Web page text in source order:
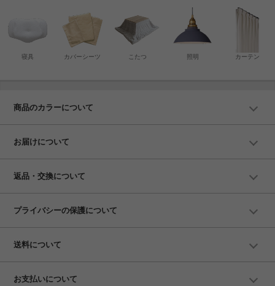
寝具 カバーシーツ こたつ カーテン
照明
商品のカラーについて
お届けについて
返品・交換について
プライバシーの保護について
送料について
お支払いについて